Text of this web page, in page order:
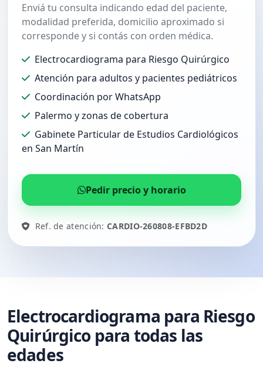
Enviá tu consulta indicando edad del paciente,
modalidad preferida, domicilio aproximado si
corresponde y si contás con orden médica.
Electrocardiograma para Riesgo Quirúrgico
Atención para adultos y pacientes pediátricos
Coordinación por WhatsApp
Palermo y zonas de cobertura
Gabinete Particular de Estudios Cardiológicos
en San Martín
Pedir precio y horario
Ref. de atención:CARDIO-260808-EFBD2D
Electrocardiograma para Riesgo
Quirúrgico para todas las
edades